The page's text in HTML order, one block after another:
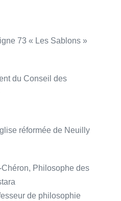
73 « Les Sablons »
du Conseil des
réformée de Neuilly
Philosophe des
de philosophie